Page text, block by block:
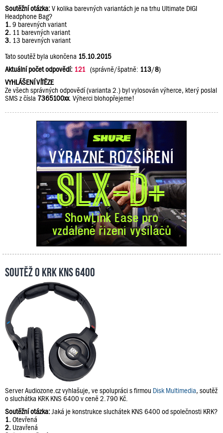
Soutěžní otázka:V kolika barevných variantách je na trhu Ultimate DIGI
Headphone Bag?
1. 9 barevných variant
2. 11 barevných variant
3. 13 barevných variant
Tato soutěž byla ukončena 15.10.2015
Aktuální počet odpovědí: 121 (správně/špatně: 113/8)
VYHLÁŠENÍ VÍTĚZE
Ze všech správných odpovědí (varianta 2.) byl vylosován výherce, který poslal
SMS z čísla 7365100xx. Výherci blohopřejeme!
Soutěž o KRK KNS 6400
Server Audiozone.cz vyhlašuje, ve spolupráci s firmou Disk Multimedia, soutěž
o sluchátka KRK KNS 6400 v ceně 2.790 Kč.
Soutěžní otázka:Jaká je konstrukce sluchátek KNS 6400 od společnosti KRK?
1.Otevřená
2. Uzavřená